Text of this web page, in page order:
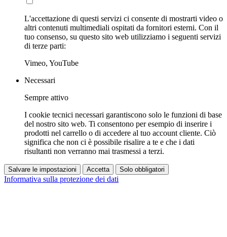
L'accettazione di questi servizi ci consente di mostrarti video o
altri contenuti multimediali ospitati da fornitori esterni. Con il
tuo consenso, su questo sito web utilizziamo i seguenti servizi
di terze parti:
Vimeo, YouTube
Necessari
Sempre attivo
I cookie tecnici necessari garantiscono solo le funzioni di base
del nostro sito web. Ti consentono per esempio di inserire i
prodotti nel carrello o di accedere al tuo account cliente. Ciò
significa che non ci è possibile risalire a te e che i dati
risultanti non verranno mai trasmessi a terzi.
Salvare le impostazioni Accetta Solo obbligatori
Informativa sulla protezione dei dati